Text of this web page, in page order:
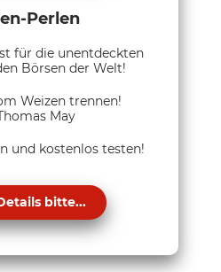
Perlen
für die unentdeckten
Börsen der Welt!
Weizen trennen!
May
und kostenlos testen!
bitte...